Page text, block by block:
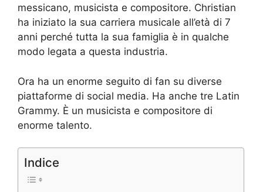
messicano, musicista e compositore. Christian
ha iniziato la sua carriera musicale all’età di 7
anni perché tutta la sua famiglia è in qualche
modo legata a questa industria.
Ora ha un enorme seguito di fan su diverse
piattaforme di social media. Ha anche tre Latin
Grammy. È un musicista e compositore di
enorme talento.
Indice